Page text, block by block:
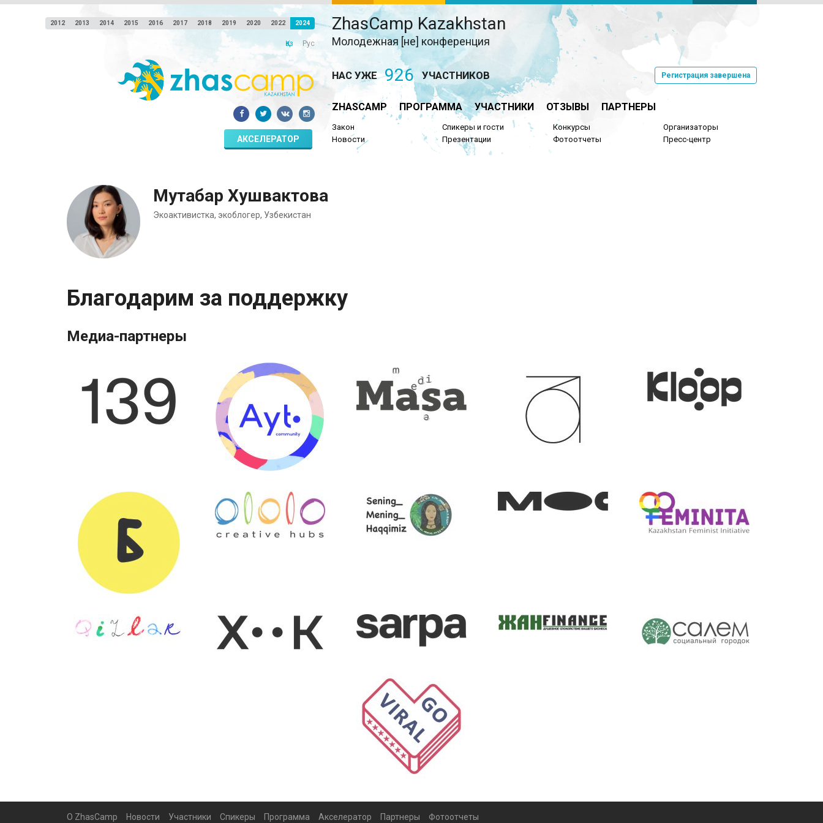
2012 2013 2014 2015 2016 2017 2018 2019 2020 2022 2024
Қаз Рус
ZhasCamp Kazakhstan
Молодежная [не] конференция
АКСЕЛЕРАТОР
НАС УЖЕ 926 УЧАСТНИКОВ Регистрация завершена
ZHASCAMP ПРОГРАММА УЧАСТНИКИ ОТЗЫВЫ ПАРТНЕРЫ
Закон
Новости
Спикеры и гости
Презентации
Конкурсы
Фотоотчеты
Организаторы
Пресс-центр
Мутабар Хушвактова
Экоактивистка, экоблогер, Узбекистан
Благодарим за поддержку
Медиа-партнеры
О ZhasCamp Новости Участники Спикеры Программа Акселератор Партнеры Фотоотчеты